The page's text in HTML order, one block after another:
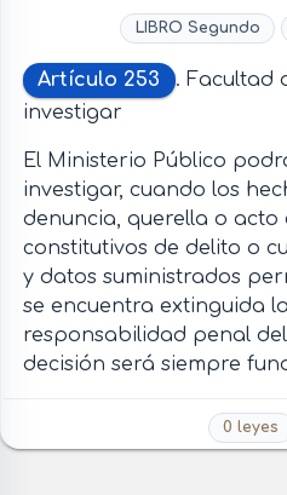
LIBRO Segundo
Artículo 253
. Facultad
investigar
El Ministerio Público
investigar, cuando los
denuncia, querella o acto
constitutivos de delito o
y datos suministrados
se encuentra extinguida
responsabilidad penal
decisión será siempre
0 leyes